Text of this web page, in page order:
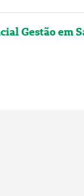
Gestão em